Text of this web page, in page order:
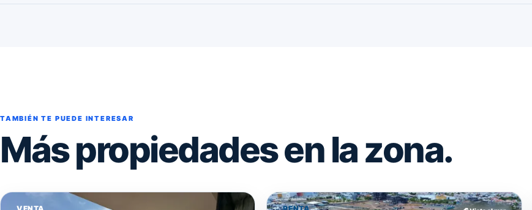
TAMBIÉN TE PUEDE INTERESAR
Más propiedades en la zona.